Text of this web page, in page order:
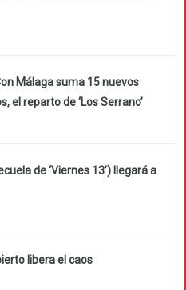
Málaga suma 15 nuevos
el reparto de ‘Los Serrano’
de ‘Viernes 13’) llegará a
libera el caos